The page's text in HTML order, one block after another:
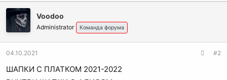
Voodoo
Administrator Команда форума
04.10.2021 #2
ШАПКИ С ПЛАТКОМ 2021-2022